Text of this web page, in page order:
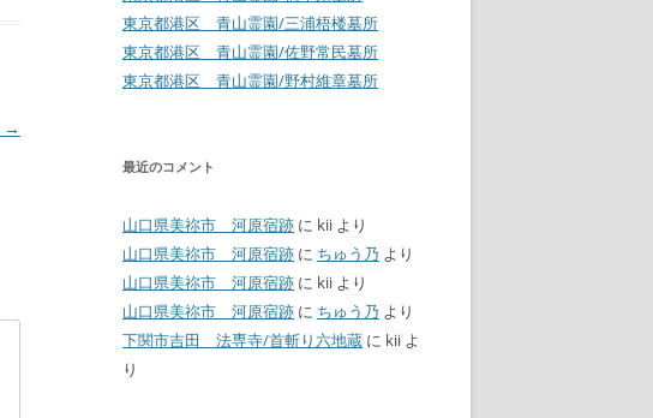
→
東京都港区 青山霊園/三浦梧楼墓所
東京都港区 青山霊園/佐野常民墓所
東京都港区 青山霊園/野村維章墓所
最近のコメント
山口県美祢市 河原宿跡 に kii より
山口県美祢市 河原宿跡 に ちゅう乃 より
山口県美祢市 河原宿跡 に kii より
山口県美祢市 河原宿跡 に ちゅう乃 より
下関市吉田 法専寺/首斬り六地蔵 に kii よ
り